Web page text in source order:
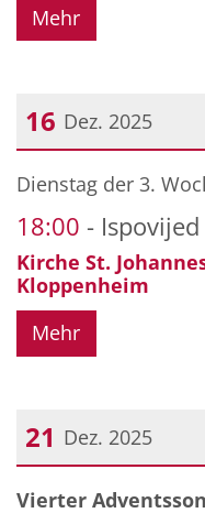
Mehr
16 Dez. 2025
Datum: 16.
Dienstag der 3.
18:00 Ispovijed
Kirche St.
Kloppenheim
Mehr
21 Dez. 2025
Datum: 21.
Vierter